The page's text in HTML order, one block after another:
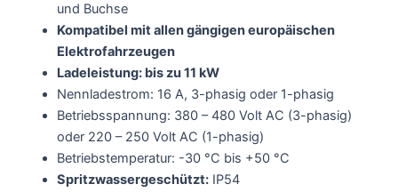
und Buchse
Kompatibel mit allen gängigen europäischen
Elektrofahrzeugen
Ladeleistung: bis zu 11 kW
Nennladestrom: 16 A, 3-phasig oder 1-phasig
Betriebsspannung: 380 – 480 Volt AC (3-phasig)
oder 220 – 250 Volt AC (1-phasig)
Betriebstemperatur: -30 °C bis +50 °C
Spritzwassergeschützt:IP54